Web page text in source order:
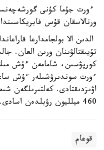
ءورت جۇما كۇنى
ورنالاسقان قۇس
الدىن الا بولجامدارعا
تۇيىقتالۋىنان ورىن العان.
كورپۋسىن، شامامەن ءۇش
ءورت سوندىرۋشىلەر ءۇش
اۋىزدىقتادى. كەلتىرىلگەن
460 ميلليون رۋبلدەن اسادى.
قوعام